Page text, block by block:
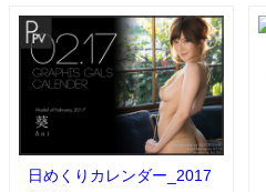
日めくりカレンダー_2017